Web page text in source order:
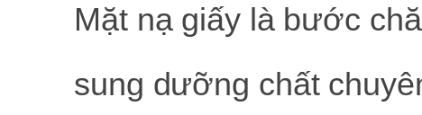
Mặt nạ giấy là bước
sung dưỡng chất